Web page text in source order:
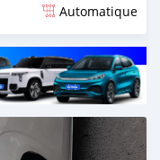
Automatique